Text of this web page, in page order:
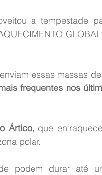
a tempestade
essas massas
frequentes nos
Ártico, que
polar.
podem durar até